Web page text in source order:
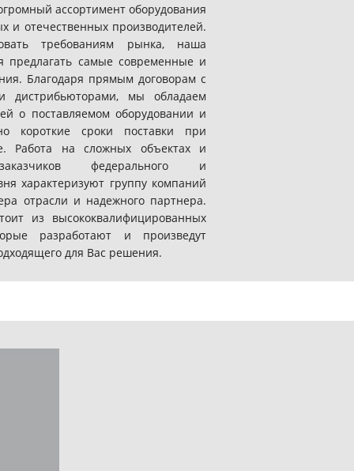
ассортимент оборудования
и отечественных производителей.
требованиям рынка, наша
предлагать самые современные и
Благодаря прямым договорам с
дистрибьюторами, мы обладаем
о поставляемом оборудовании и
короткие сроки поставки при
Работа на сложных объектах и
федерального и
характеризуют группу компаний
отрасли и надежного партнера.
из высококвалифицированных
разработают и произведут
для Вас решения.